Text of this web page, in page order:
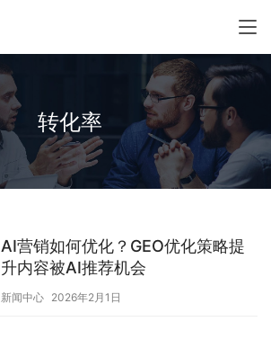
转化率
AI营销如何优化？GEO优化策略提
升内容被AI推荐机会
新闻中心 2026年2月1日